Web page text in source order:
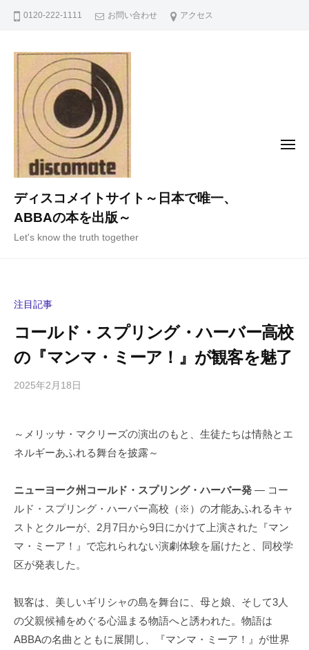
0120-222-1111 お問い合わせ アクセス
ディスコメイトサイト～日本で唯一、
ABBAの本を出版～
Let's know the truth together
メ
注目記事
コールド・スプリング・ハーバー高校
の『マンマ・ミーア！』が観客を魅了
2025年2月18日
i
g
s
y
の
コ
ン
～メリッサ・マクリーズの演出のもと、生徒たちは情熱とエ
ネルギーあふれる舞台を披露～
ニューヨーク州コールド・スプリング・ハーバー発 — コー
ルド・スプリング・ハーバー高校（※）の才能あふれるキャ
ストとクルーが、2月7日から9日にかけて上演された『マン
マ・ミーア！』で忘れられない演劇体験を届けたと、同校学
区が発表した。
観客は、美しいギリシャの島を舞台に、母と娘、そして3人
の父親候補をめぐる心温まる物語へと誘われた。物語は
ABBAの名曲とともに展開し、『マンマ・ミーア！』が世界